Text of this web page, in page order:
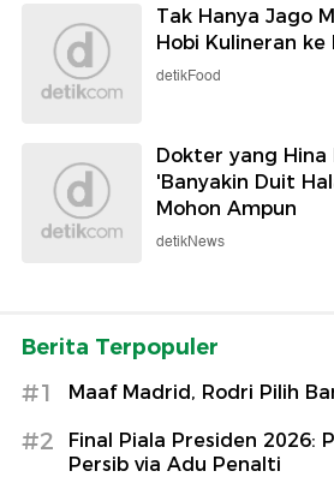
Tak Hanya Jago
Hobi Kulineran
detikFood
Dokter yang Hina
'Banyakin Duit
Mohon Ampun
detikNews
Berita Terpopuler
#1 Maaf Madrid, Rodri Pilih
#2
Final Piala Presiden 2026:
Persib via Adu Penalti